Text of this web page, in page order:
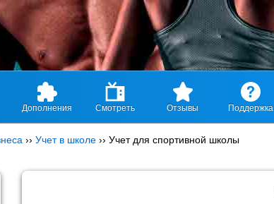
Дополнения Смотреть Отзывы Поддержка
›› Учет в школе ›› Учет для спортивной школы